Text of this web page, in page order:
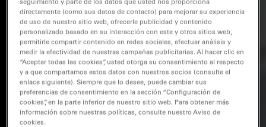
directamente (como sus datos de contacto) para mejorar su experiencia
de uso de nuestro sitio web, ofrecerle publicidad y contenido
personalizado basado en su interacción con este y otros sitios web,
permitirle compartir contenido en redes sociales, efectuar análisis y
medir la efectividad de nuestras campañas publicitarias. Al hacer clic en
“Aceptar todas las cookies”, usted otorga su consentimiento al respecto
y a que compartamos estos datos con nuestros socios (consulte el
enlace siguiente). Siempre que lo desee, puede cambiar sus
preferencias de consentimiento en la sección “Configuración de
cookies”, en la parte inferior de nuestro sitio web. Para obtener más
información sobre nuestras políticas, consulte nuestro Aviso de
cookies.